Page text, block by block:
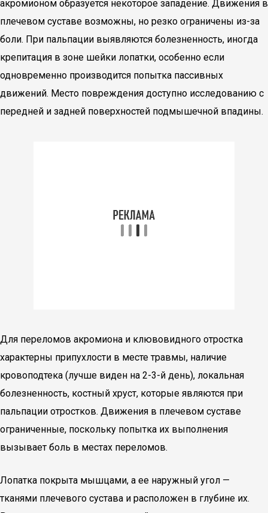
акромионом образуется некоторое западение. Движения в
плечевом суставе возможны, но резко ограничены из-за
боли. При пальпации выявляются болезненность, иногда
крепитация в зоне шейки лопатки, особенно если
одновременно производится попытка пассивных
движений. Место повреждения доступно исследованию с
передней и задней поверхностей подмышечной впадины.
Для переломов акромиона и клювовидного отростка
характерны припухлости в месте травмы, наличие
кровоподтека (лучше виден на 2-3-й день), локальная
болезненность, костный хруст, которые являются при
пальпации отростков. Движения в плечевом суставе
ограниченные, поскольку попытка их выполнения
вызывает боль в местах переломов.
Лопатка покрыта мышцами, а ее наружный угол —
тканями плечевого сустава и расположен в глубине их.